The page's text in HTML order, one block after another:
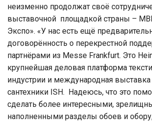
неизменно продолжат своё
выставочной площадкой страны –
Экспо». «У нас есть ещё
договорённость о перекрестной
партнёрами из Messe Frankfurt. Это
крупнейшая деловая платформа
индустрии и международная
сантехники ISH. Надеюсь, что это
сделать более интересными,
наполненными разделы обоев и